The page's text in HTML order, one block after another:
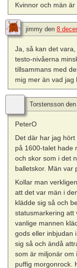
Kvinnor och män är
jimmy den 8
Ja, så kan det
testo-nivåerna
tillsammans med
mig mer än vad jag
Torstensson den
PeterO
Det där har jag
på 1600-talet hade
och skor som i det
balletskor. Män var
Kollar man
att det var män i
klädde sig så och
statusmarkering att
vanlige mannen
gods eller inbjudan
sig så och ändå
som är miljonär om
puffig morgonrock.